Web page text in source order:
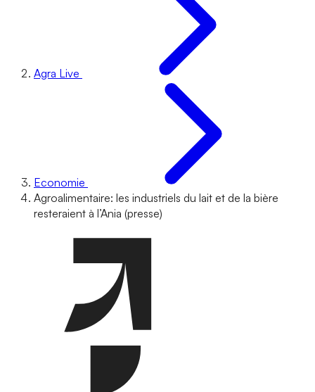
Agra Live
Economie
Agroalimentaire: les industriels du lait et de la bière
resteraient à l’Ania (presse)